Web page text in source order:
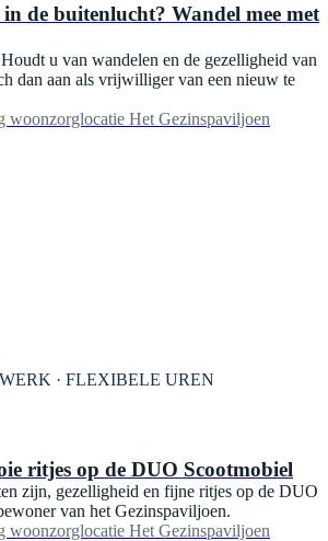
de buitenlucht? Wandel mee met
u van wandelen en de gezelligheid van
dan aan als vrijwilliger van een nieuw te
woonzorglocatie Het Gezinspaviljoen
· FLEXIBELE UREN
ritjes op de DUO Scootmobiel
zijn, gezelligheid en fijne ritjes op de DUO
van het Gezinspaviljoen.
woonzorglocatie Het Gezinspaviljoen